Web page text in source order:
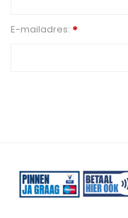
E-mailadres: *